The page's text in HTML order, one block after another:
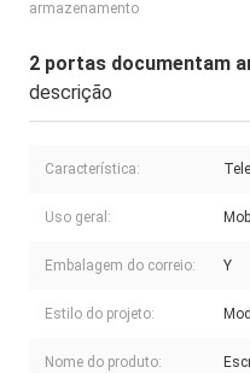
armazenamento
2 portas documentam
descrição
Característica:
Uso geral:
Embalagem do correio: Y
Estilo do projeto:
Nome do produto: